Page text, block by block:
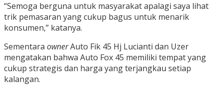
“Semoga berguna untuk masyarakat apalagi saya lihat
trik pemasaran yang cukup bagus untuk menarik
konsumen,” katanya.
Sementara ownerAuto Fik 45 Hj Lucianti dan Uzer
mengatakan bahwa Auto Fox 45 memiliki tempat yang
cukup strategis dan harga yang terjangkau setiap
kalangan.